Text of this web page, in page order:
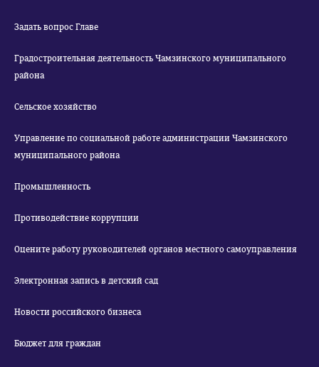
Задать вопрос Главе
Градостроительная деятельность Чамзинского муниципального
района
Сельское хозяйство
Управление по социальной работе администрации Чамзинского
муниципального района
Промышленность
Противодействие коррупции
Оцените работу руководителей органов местного самоуправления
Электронная запись в детский сад
Новости российского бизнеса
Бюджет для граждан